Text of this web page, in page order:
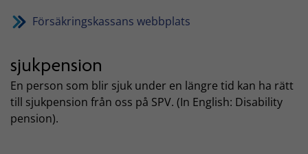
Försäkringskassans webbplats
sjukpension
En person som blir sjuk under en längre tid kan ha rätt
till sjukpension från oss på SPV. (In English: Disability
pension).